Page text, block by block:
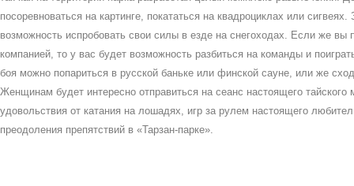
посоревноваться на картинге, покататься на квадроциклах или
возможность испробовать свои силы в езде на снегоходах. Если же вы
компанией, то у вас будет возможность разбиться на команды и
боя можно попариться в русской баньке или финской сауне, или же
Женщинам будет интересно отправиться на сеанс настоящего
удовольствия от катания на лошадях, игр за рулем настоящего
преодоления препятствий в «Тарзан-парке».